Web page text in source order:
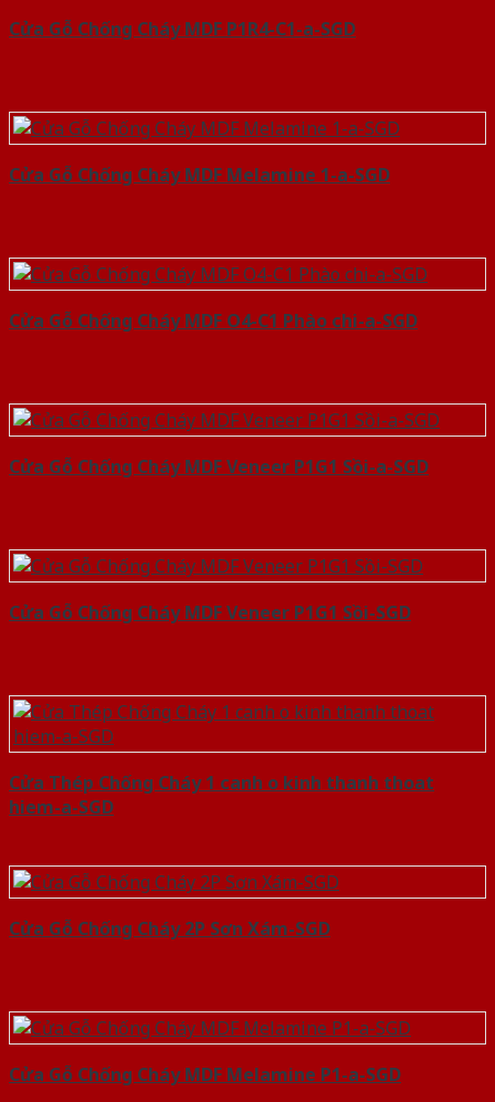
Cửa Gỗ Chống Cháy MDF P1R4-C1-a-SGD
Cửa Gỗ Chống Cháy MDF Melamine 1-a-SGD
Cửa Gỗ Chống Cháy MDF O4-C1 Phào chi-a-SGD
Cửa Gỗ Chống Cháy MDF Veneer P1G1 Sồi-a-SGD
Cửa Gỗ Chống Cháy MDF Veneer P1G1 Sồi-SGD
Cửa Thép Chống Cháy 1 canh o kinh thanh thoat
hiem-a-SGD
Cửa Gỗ Chống Cháy 2P Sơn Xám-SGD
Cửa Gỗ Chống Cháy MDF Melamine P1-a-SGD